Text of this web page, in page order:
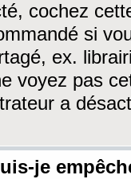
cochez
si
ex.
voyez pas
a
je